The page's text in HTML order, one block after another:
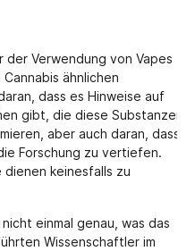
der Verwendung von Vapes
Cannabis ähnlichen
dass es Hinweise auf
gibt, die diese Substanzen
aber auch daran, dass
Forschung zu vertiefen.
dienen keinesfalls zu
einmal genau, was das
Wissenschaftler im